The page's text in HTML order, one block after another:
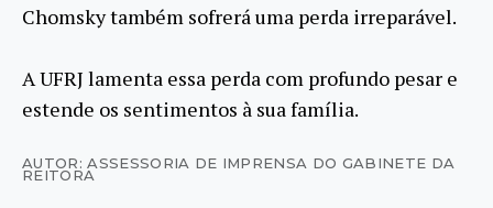
Chomsky também sofrerá uma perda irreparável.
A UFRJ lamenta essa perda com profundo pesar e
estende os sentimentos à sua família.
AUTOR: ASSESSORIA DE IMPRENSA DO GABINETE DA
REITORA